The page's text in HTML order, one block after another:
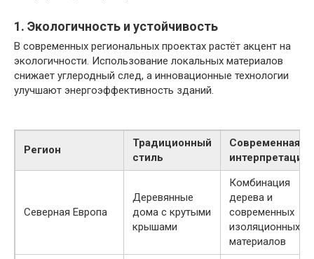
1. Экологичность и устойчивость
В современных региональных проектах растёт акцент на
экологичности. Использование локальных материалов
снижает углеродный след, а инновационные технологии
улучшают энергоэффективность зданий.
Регион
Традиционный
стиль
Современная
интерпретация
Северная Европа
Деревянные
дома с крутыми
крышами
Комбинация
дерева и
современных
изоляционных
материалов